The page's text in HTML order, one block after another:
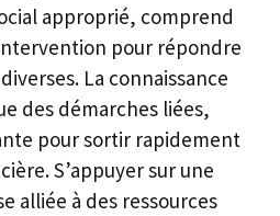
approprié, comprend
pour répondre
La connaissance
des démarches liées,
pour sortir rapidement
S’appuyer sur une
alliée à des ressources